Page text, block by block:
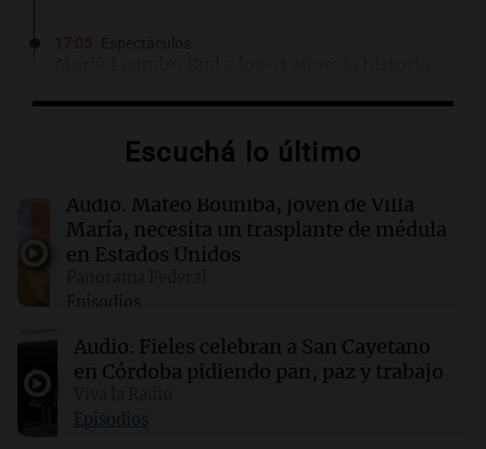
época
Fieles celebran a San Cayetano en Córdoba
pidiendo pan, paz y trabajo
"El tigre y el león": el efusivo encuentro entre
La Feria de Editores 2026: un espacio para la
cultura y la premiación de librerías
Escuchá lo último
Audio. Mateo Bouniba, joven de Villa
María, necesita un trasplante de médula
en Estados Unidos
Episodios
Audio. Fieles celebran a San Cayetano
en Córdoba pidiendo pan, paz y trabajo
Episodios